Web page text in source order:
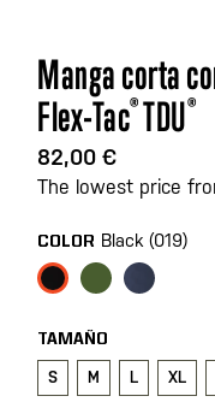
Saltar
al
comienzo
la
galería
Manga corta
Flex-Tac®TDU®
82,00 €
The lowest price
COLOR Black (019)
TAMAÑO
S M L XL